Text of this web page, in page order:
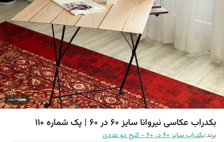
بکدراب عکاسی نیروانا سایز 60 در 60 | پک شماره 110
برند:بکدراپ سایز 60 در 60 - کنج دو عددی